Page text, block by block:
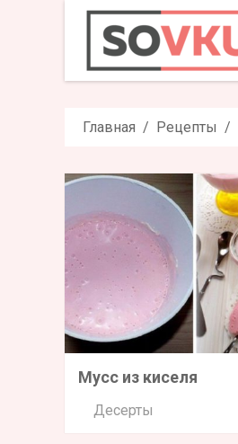
Главная Рецепты
Мусс из киселя
Десерты